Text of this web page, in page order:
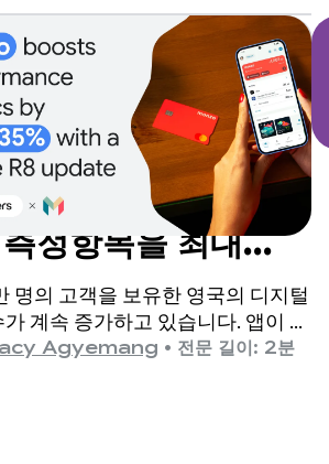
단한 R8 업데이
정항목을 최대
향상합니다.
명의 고객을 보유한 영국의 디지털
계속 증가하고 있습니다. 앱이 확
링팀은 앱 시작 시간이 개선이 필
Agyemang • 전문 길이: 2분